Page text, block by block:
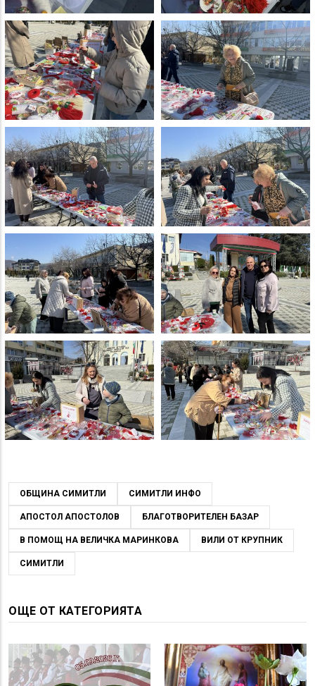
ОБЩИНА СИМИТЛИ СИМИТЛИ ИНФО
АПОСТОЛ АПОСТОЛОВ БЛАГОТВОРИТЕЛЕН БАЗАР
В ПОМОЩ НА ВЕЛИЧКА МАРИНКОВА ВИЛИ ОТ КРУПНИК
СИМИТЛИ
ОЩЕ ОТ КАТЕГОРИЯТА